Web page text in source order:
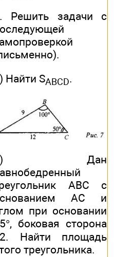
Решить задачи с
Найти SABCD.
Дан
АВС с
АС и
при основании
боковая сторона
Найти площадь
треугольника.